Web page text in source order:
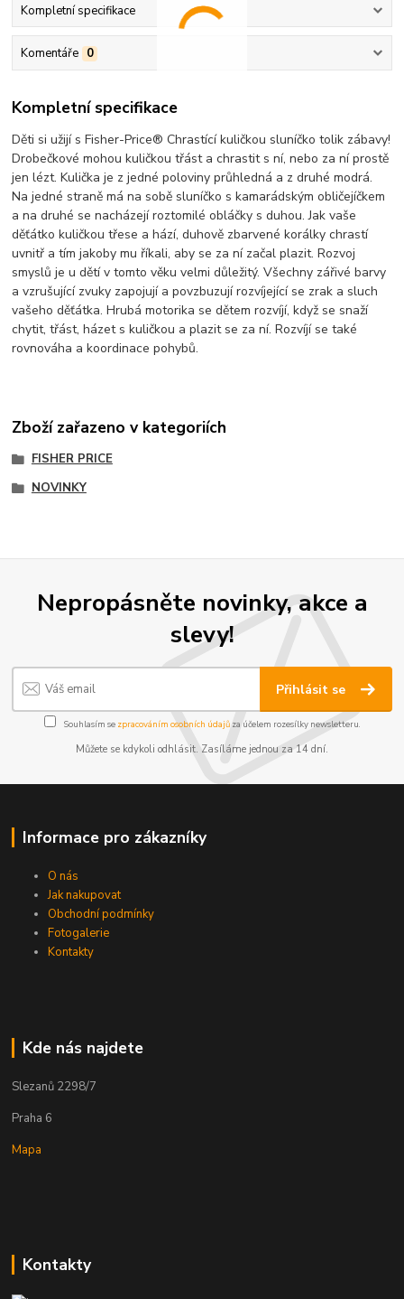
Kompletní specifikace
Komentáře 0
Kompletní specifikace
Děti si užijí s Fisher-Price® Chrastící kuličkou sluníčko tolik zábavy!
Drobečkové mohou kuličkou třást a chrastit s ní, nebo za ní prostě
jen lézt. Kulička je z jedné poloviny průhledná a z druhé modrá.
Na jedné straně má na sobě sluníčko s kamarádským obličejíčkem
a na druhé se nacházejí roztomilé obláčky s duhou. Jak vaše
děťátko kuličkou třese a hází, duhově zbarvené korálky chrastí
uvnitř a tím jakoby mu říkali, aby se za ní začal plazit. Rozvoj
smyslů je u dětí v tomto věku velmi důležitý. Všechny zářivé barvy
a vzrušující zvuky zapojují a povzbuzují rozvíjející se zrak a sluch
vašeho děťátka. Hrubá motorika se dětem rozvíjí, když se snaží
chytit, třást, házet s kuličkou a plazit se za ní. Rozvíjí se také
rovnováha a koordinace pohybů.
Zboží zařazeno v kategoriích
FISHER PRICE
NOVINKY
Nepropásněte novinky, akce a
slevy!
Přihlásit se
Souhlasím se zpracováním osobních údajůza účelem rozesílky newsletteru.
Můžete se kdykoli odhlásit. Zasíláme jednou za 14 dní.
Informace pro zákazníky
O nás
Jak nakupovat
Obchodní podmínky
Fotogalerie
Kontakty
Kde nás najdete
Slezanů 2298/7
Praha 6
Mapa
Kontakty